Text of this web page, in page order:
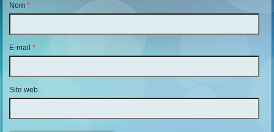
Nom*
E-mail*
Site web